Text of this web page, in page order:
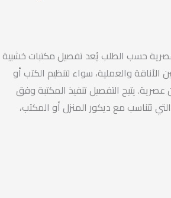
حسب الطلب يُعد تفصيل مكتبات خشبية
الأناقة والعملية، سواء لتنظيم الكتب أو
يتيح التفصيل تنفيذ المكتبة وفق
تتناسب مع ديكور المنزل أو المكتب،